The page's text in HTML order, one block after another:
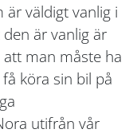
är väldigt vanlig i
är vanlig är
man måste ha
köra sin bil på
utifrån vår